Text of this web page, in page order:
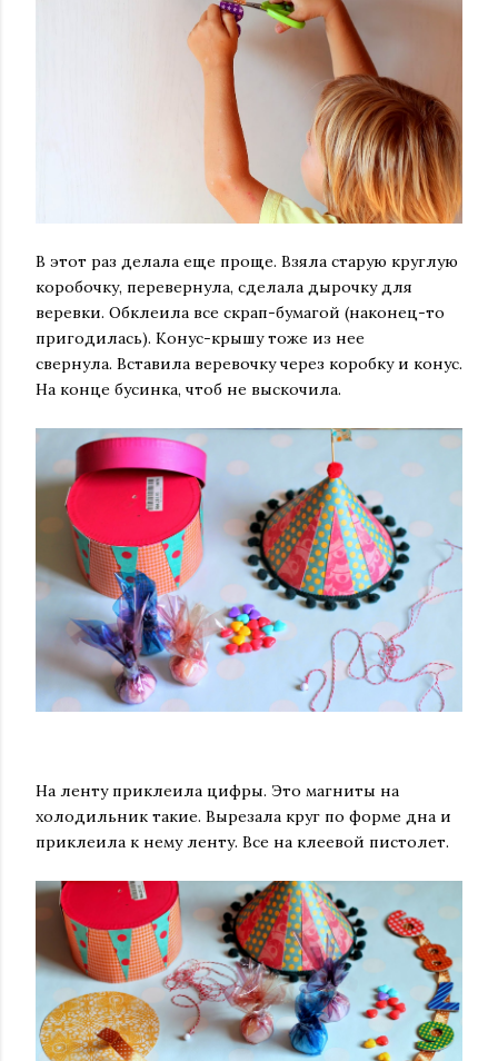
В этот раз делала еще проще. Взяла старую круглую
коробочку, перевернула, сделала дырочку для
веревки. Обклеила все скрап-бумагой (наконец-то
пригодилась). Конус-крышу тоже из нее
свернула. Вставила веревочку через коробку и конус.
На конце бусинка, чтоб не выскочила.
На ленту приклеила цифры. Это магниты на
холодильник такие. Вырезала круг по форме дна и
приклеила к нему ленту. Все на клеевой пистолет.